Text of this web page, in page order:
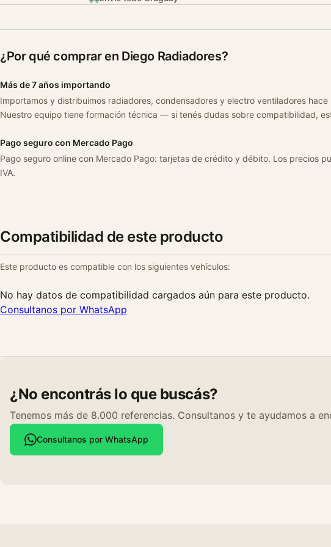
¿Por qué comprar en Diego Radiadores?
Más de 7 años importando
Importamos y distribuimos radiadores, condensadores y electro ventiladores hace
Nuestro equipo tiene formación técnica — si tenés dudas sobre compatibilidad,
Pago seguro con Mercado Pago
Pago seguro online con Mercado Pago: tarjetas de crédito y débito. Los precios
IVA.
Compatibilidad de este producto
Este producto es compatible con los siguientes vehículos:
No hay datos de compatibilidad cargados aún para este producto.
Consultanos por WhatsApp
¿No encontrás lo que buscás?
Tenemos más de 8.000 referencias. Consultanos y te ayudamos a
Consultanos por WhatsApp